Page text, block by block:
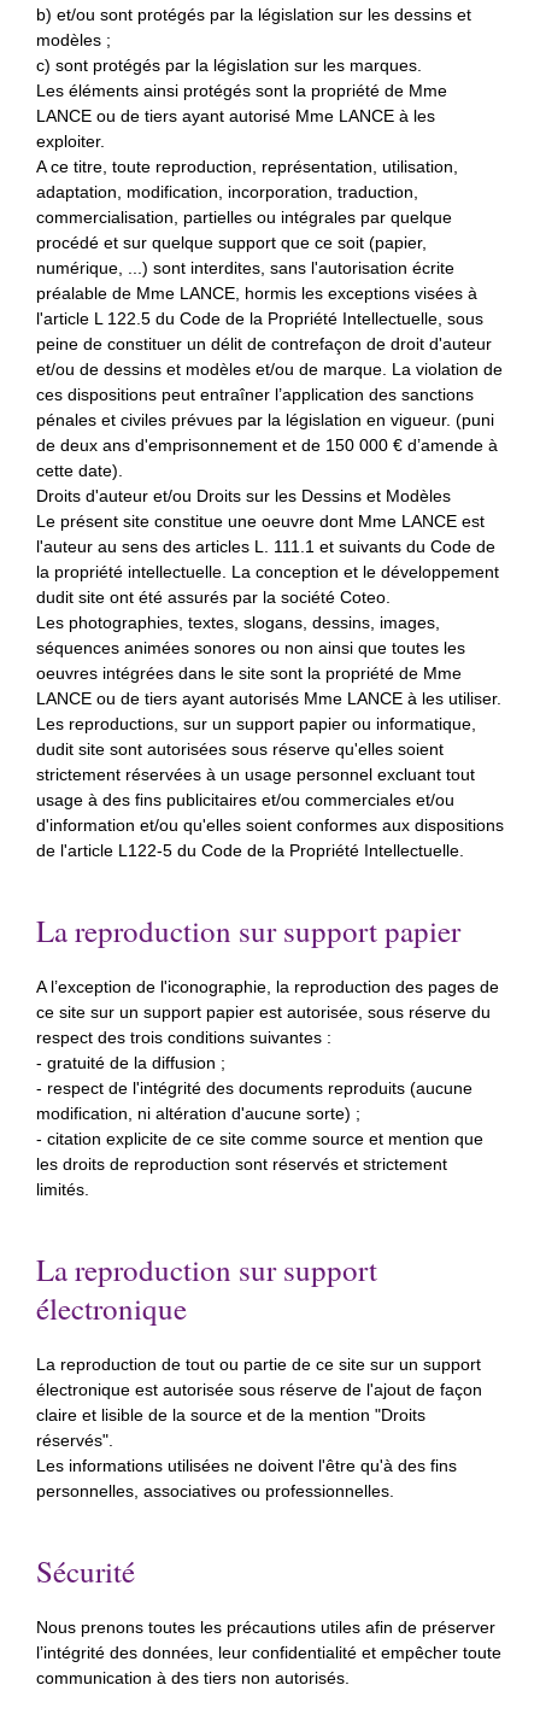
b) et/ou sont protégés par la législation sur les dessins et
modèles ;
c) sont protégés par la législation sur les marques.
Les éléments ainsi protégés sont la propriété de Mme
LANCE ou de tiers ayant autorisé Mme LANCE à les
exploiter.
A ce titre, toute reproduction, représentation, utilisation,
adaptation, modification, incorporation, traduction,
commercialisation, partielles ou intégrales par quelque
procédé et sur quelque support que ce soit (papier,
numérique, ...) sont interdites, sans l'autorisation écrite
préalable de Mme LANCE, hormis les exceptions visées à
l'article L 122.5 du Code de la Propriété Intellectuelle, sous
peine de constituer un délit de contrefaçon de droit d'auteur
et/ou de dessins et modèles et/ou de marque. La violation de
ces dispositions peut entraîner l’application des sanctions
pénales et civiles prévues par la législation en vigueur. (puni
de deux ans d'emprisonnement et de 150 000 € d’amende à
cette date).
Droits d'auteur et/ou Droits sur les Dessins et Modèles
Le présent site constitue une oeuvre dont Mme LANCE est
l'auteur au sens des articles L. 111.1 et suivants du Code de
la propriété intellectuelle. La conception et le développement
dudit site ont été assurés par la société Coteo.
Les photographies, textes, slogans, dessins, images,
séquences animées sonores ou non ainsi que toutes les
oeuvres intégrées dans le site sont la propriété de Mme
LANCE ou de tiers ayant autorisés Mme LANCE à les utiliser.
Les reproductions, sur un support papier ou informatique,
dudit site sont autorisées sous réserve qu'elles soient
strictement réservées à un usage personnel excluant tout
usage à des fins publicitaires et/ou commerciales et/ou
d'information et/ou qu'elles soient conformes aux dispositions
de l'article L122-5 du Code de la Propriété Intellectuelle.
La reproduction sur support papier
A l’exception de l'iconographie, la reproduction des pages de
ce site sur un support papier est autorisée, sous réserve du
respect des trois conditions suivantes :
- gratuité de la diffusion ;
- respect de l'intégrité des documents reproduits (aucune
modification, ni altération d'aucune sorte) ;
- citation explicite de ce site comme source et mention que
les droits de reproduction sont réservés et strictement
limités.
La reproduction sur support
électronique
La reproduction de tout ou partie de ce site sur un support
électronique est autorisée sous réserve de l'ajout de façon
claire et lisible de la source et de la mention "Droits
réservés".
Les informations utilisées ne doivent l'être qu'à des fins
personnelles, associatives ou professionnelles.
Sécurité
Nous prenons toutes les précautions utiles afin de préserver
l’intégrité des données, leur confidentialité et empêcher toute
communication à des tiers non autorisés.